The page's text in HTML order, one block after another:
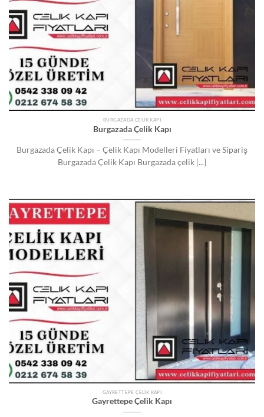
BURGAZADA ÇELIK KAPI
Burgazada Çelik Kapı
Burgazada Çelik Kapı – Çelik Kapı Modelleri Fiyatları ve Sipariş
Burgazada Çelik Kapı Burgazada çelik [...]
GAYRETTEPE ÇELIK KAPI
Gayrettepe Çelik Kapı